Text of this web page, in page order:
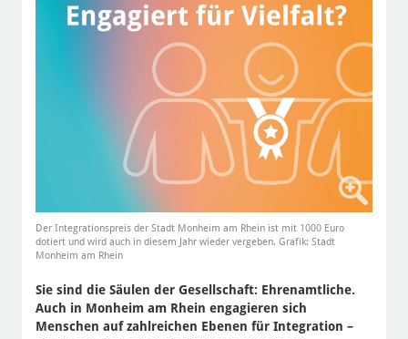
Der Integrationspreis der Stadt Monheim am Rhein ist mit 1000 Euro
dotiert und wird auch in diesem Jahr wieder vergeben. Grafik: Stadt
Monheim am Rhein
Sie sind die Säulen der Gesellschaft: Ehrenamtliche.
Auch in Monheim am Rhein engagieren sich
Menschen auf zahlreichen Ebenen für Integration –